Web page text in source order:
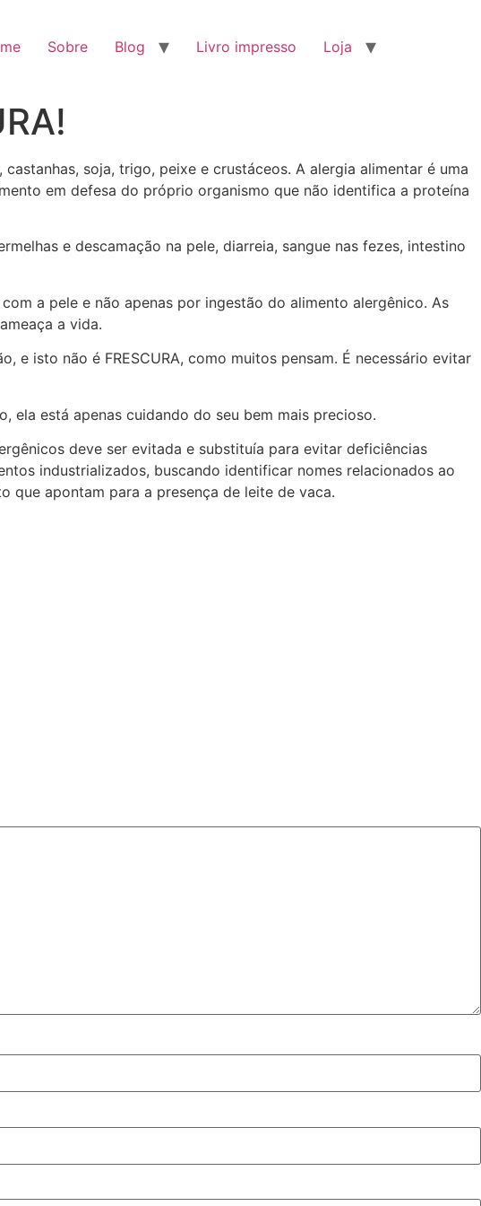
Sobre Blog Livro impresso Loja
soja, trigo, peixe e crustáceos. A alergia alimentar é uma
em defesa do próprio organismo que não identifica a proteína
e descamação na pele, diarreia, sangue nas fezes, intestino
a pele e não apenas por ingestão do alimento alergênico. As
a vida.
e isto não é FRESCURA, como muitos pensam. É necessário evitar
ela está apenas cuidando do seu bem mais precioso.
deve ser evitada e substituía para evitar deficiências
industrializados, buscando identificar nomes relacionados ao
que apontam para a presença de leite de vaca.